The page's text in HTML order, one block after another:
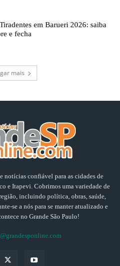
em Barueri 2026: saiba
e fecha
mais
notícias confiável para as cidades de
e Itapevi. Cobrimos uma variedade de
incluindo política, obras, saúde,
se a nós para se manter atualizado e
no Grande São Paulo!